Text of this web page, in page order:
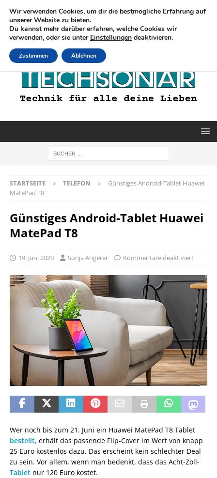
STARTSEITE TELEFON
Günstiges Android-Tablet Huawei
MatePad T8
Günstiges Android-Tablet Huawei
MatePad T8
19. Juni 2020 Sonja Angerer Kommentare deaktiviert
Wer noch bis zum 21. Juni ein Huawei MatePad T8 Tablet
bestellt, erhält das passende Flip-Cover im Wert von knapp
25 Euro kostenlos dazu. Das erscheint kein schlechter Deal
zu sein. Vor allem, wenn man bedenkt, dass das Acht-Zoll-
Tablet nur 120 Euro kostet.
Wir verwenden Cookies, um dir die bestmögliche Erfahrung auf
unserer Website zu bieten.
Du kannst mehr darüber erfahren, welche Cookies wir
verwenden, oder sie unter Einstellungen deaktivieren.
Zustimmen Ablehnen